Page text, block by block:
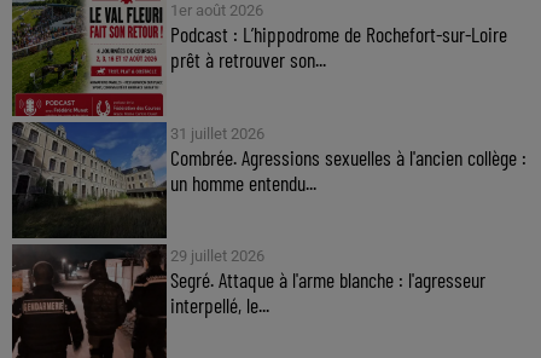
1er août 2026
Podcast : L’hippodrome de Rochefort-sur-Loire
prêt à retrouver son...
31 juillet 2026
Combrée. Agressions sexuelles à l'ancien collège :
un homme entendu...
29 juillet 2026
Segré. Attaque à l'arme blanche : l'agresseur
interpellé, le...